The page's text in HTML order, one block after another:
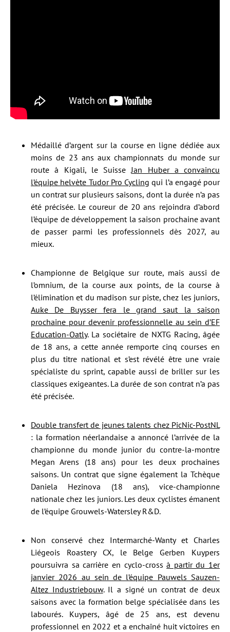
Médaillé d’argent sur la course en ligne dédiée aux
moins de 23 ans aux championnats du monde sur
route à Kigali, le Suisse Jan Huber a convaincu
l’équipe helvète Tudor Pro Cycling qui l’a engagé pour
un contrat sur plusieurs saisons, dont la durée n’a pas
été précisée. Le coureur de 20 ans rejoindra d’abord
l’équipe de développement la saison prochaine avant
de passer parmi les professionnels dès 2027, au
mieux.
Championne de Belgique sur route, mais aussi de
l’omnium, de la course aux points, de la course à
l’élimination et du madison sur piste, chez les juniors,
Auke De Buysser fera le grand saut la saison
prochaine pour devenir professionnelle au sein d’EF
Education-Oatly. La sociétaire de NXTG Racing, âgée
de 18 ans, a cette année remporte cinq courses en
plus du titre national et s’est révélé être une vraie
spécialiste du sprint, capable aussi de briller sur les
classiques exigeantes. La durée de son contrat n’a pas
été précisée.
Double transfert de jeunes talents chez PicNic-PostNL
: la formation néerlandaise a annoncé l’arrivée de la
championne du monde junior du contre-la-montre
Megan Arens (18 ans) pour les deux prochaines
saisons. Un contrat que signe également la Tchèque
Daniela Hezinova (18 ans), vice-championne
nationale chez les juniors. Les deux cyclistes émanent
de l’équipe Grouwels-Watersley R&D.
Non conservé chez Intermarché-Wanty et Charles
Liégeois Roastery CX, le Belge Gerben Kuypers
poursuivra sa carrière en cyclo-crossà partir du 1er
janvier 2026 au sein de l’équipe Pauwels Sauzen-
Altez Industriebouw. Il a signé un contrat de deux
saisons avec la formation belge spécialisée dans les
labourés. Kuypers, âgé de 25 ans, est devenu
professionnel en 2022 et a enchaîné huit victoires en